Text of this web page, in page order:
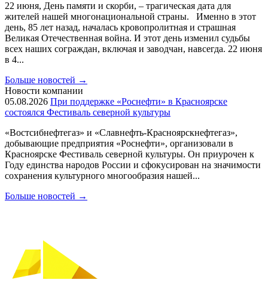
22 июня, День памяти и скорби, – трагическая дата для
жителей нашей многонациональной страны. Именно в этот
день, 85 лет назад, началась кровопролитная и страшная
Великая Отечественная война. И этот день изменил судьбы
всех наших сограждан, включая и заводчан, навсегда. 22 июня
в 4...
Больше новостей →
Новости компании
05.08.2026 При поддержке «Роснефти» в Красноярске
состоялся Фестиваль северной культуры
«Востсибнефтегаз» и «Славнефть-Красноярскнефтегаз»,
добывающие предприятия «Роснефти», организовали в
Красноярске Фестиваль северной культуры. Он приурочен к
Году единства народов России и сфокусирован на значимости
сохранения культурного многообразия нашей...
Больше новостей →